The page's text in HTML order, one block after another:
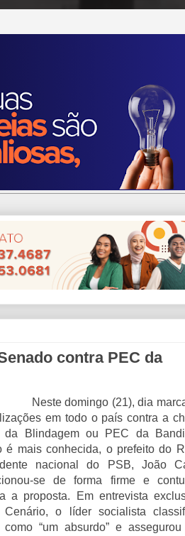
contra PEC da
Neste domingo (21), dia
em todo o país contra a
da Blindagem ou PEC da
é mais conhecida, o prefeito do
nacional do PSB, João
se de forma firme e
a proposta. Em entrevista
Cenário, o líder socialista
como “um absurdo” e